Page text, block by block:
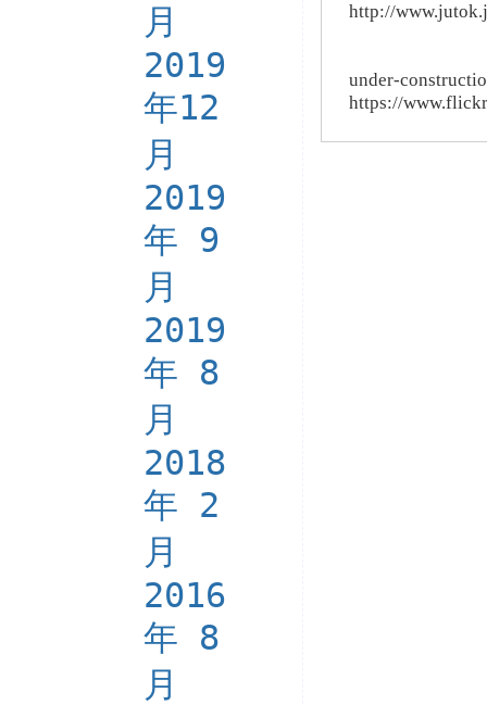
月
2019
年12
月
2019
年 9
月
2019
年 8
月
2018
年 2
月
2016
年 8
月
http://
under-
https://